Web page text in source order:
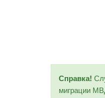
Справка!
миграции